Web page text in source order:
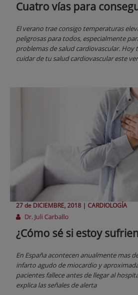
Cuatro vías para
El verano trae consigo temperaturas
peligrosas para todos, especialmente
problemas de salud cardiovascular. Hoy
cuidar de tu salud cardiovascular este
27 de DICIEMBRE, 2018 | CARDIOLOGÍA
Dr. Juli Carballo
¿Cómo sé si estoy
En España acontecen anualmente mas
infarto agudo de miocardio y
pacientes fallece antes de llegar al
explica las señales de alerta